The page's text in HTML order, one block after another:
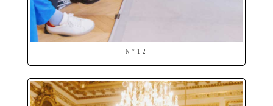
- N°12 -